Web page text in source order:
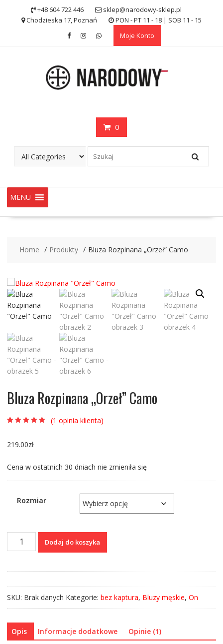
+48 604 722 446
sklep@narodowy-sklep.pl
Chodzieska 17, Poznań
PON - PT 11 - 18 | SOB 11 - 15
Moje Konto
0
MENU
Home Produkty Bluza Rozpinana „Orzeł” Camo
Bluza Rozpinana „Orzeł” Camo
podstawie
oceny klienta
(1 opinia klienta)
219.00zł
Cena w ostatnich 30 dniach nie zmieniła się
Rozmiar
Bluza
"Orzeł"
Dodaj do koszyka
SKU: Brak danych Kategorie: bez kaptura, Bluzy męskie, On
Opis Informacje dodatkowe Opinie (1)